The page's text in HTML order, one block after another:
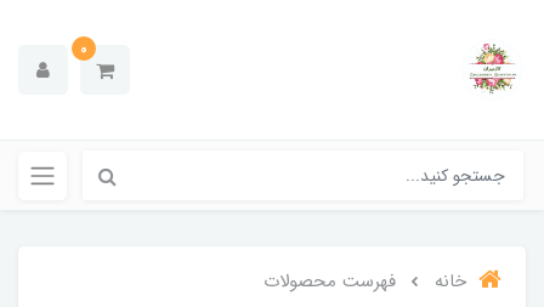
0
خانه
فهرست محصولات